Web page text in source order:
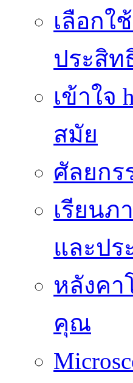
เลือกใ
ประสิท
เข้าใจ
สมัย
ศัลยกร
เรียนภ
และปร
หลังคา
คุณ